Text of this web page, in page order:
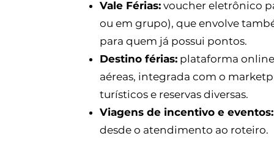
Vale Férias: voucher eletrônico
ou em grupo), que envolve
para quem já possui pontos.
Destino férias: plataforma online
aéreas, integrada com o
turísticos e reservas diversas.
Viagens de incentivo e eventos:
desde o atendimento ao roteiro.